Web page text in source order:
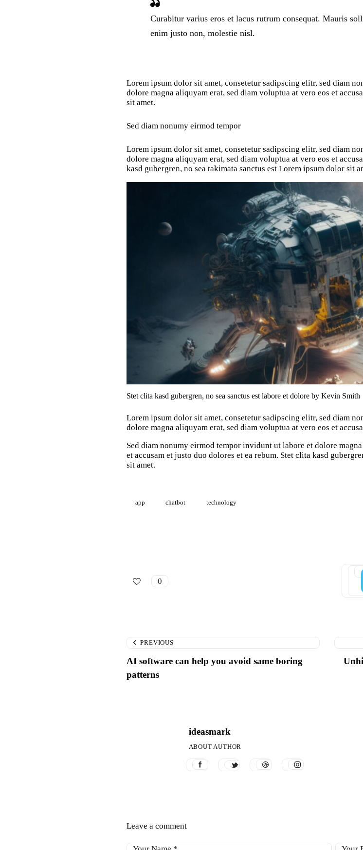
Curabitur varius eros et lacus rutrum consequat. Mauris
enim justo non, molestie nisl.
Lorem ipsum dolor sit amet, consetetur sadipscing elitr, sed diam
dolore magna aliquyam erat, sed diam voluptua at vero eos et
sit amet.
Sed diam nonumy eirmod tempor
Lorem ipsum dolor sit amet, consetetur sadipscing elitr, sed diam
dolore magna aliquyam erat, sed diam voluptua at vero eos et
kasd gubergren, no sea takimata sanctus est Lorem ipsum dolor sit
Stet clita kasd gubergren, no sea sanctus est labore et dolore by Kevin Smith
Lorem ipsum dolor sit amet, consetetur sadipscing elitr, sed diam
dolore magna aliquyam erat, sed diam voluptua at vero eos et
Sed diam nonumy eirmod tempor invidunt ut labore et dolore
et accusam et justo duo dolores et ea rebum. Stet clita kasd
sit amet.
app chatbot technology
0
PREVIOUS
AI software can help you avoid same boring
patterns
ideasmark
ABOUT AUTHOR
Leave a comment